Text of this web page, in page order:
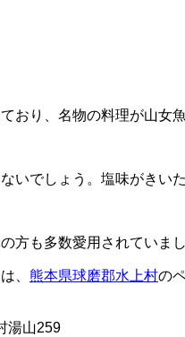
おり、名物の料理が山女
いでしょう。塩味がきい
方も多数愛用されていま
、 熊本県球磨郡水上村の
湯山259